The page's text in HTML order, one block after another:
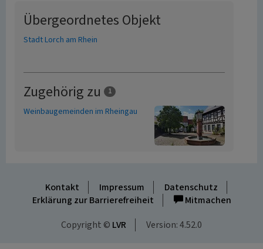
Übergeordnetes Objekt
Stadt Lorch am Rhein
Zugehörig zu 1
Weinbaugemeinden im Rheingau
Kontakt Impressum
Datenschutz
Erklärung zur Barrierefreiheit
Mitmachen
Copyright © LVR Version: 4.52.0